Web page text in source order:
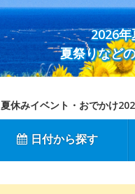
2026
夏祭りなど
夏休みイベント・おでかけ
日付から探す